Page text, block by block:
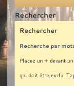
Rechercher
Rechercher
Recherche par
Placez un + devant
qui doit être exclu.